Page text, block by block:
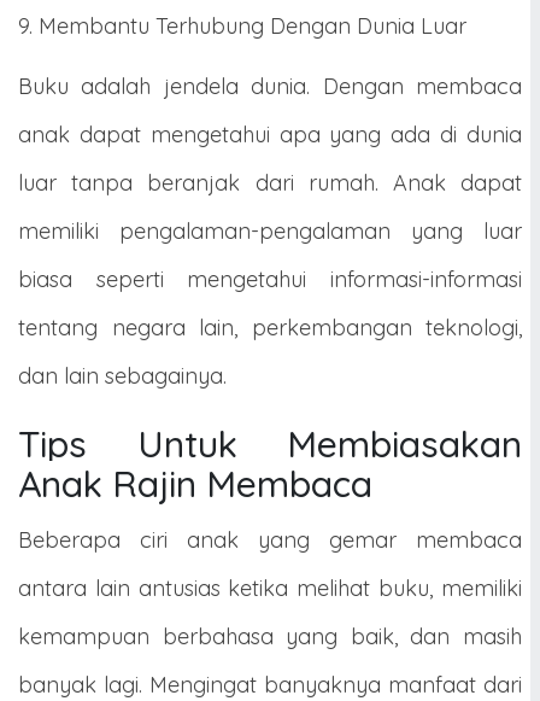
9. Membantu Terhubung Dengan Dunia Luar
Buku adalah jendela dunia. Dengan membaca
anak dapat mengetahui apa yang ada di dunia
luar tanpa beranjak dari rumah. Anak dapat
memiliki pengalaman-pengalaman yang luar
biasa seperti mengetahui informasi-informasi
tentang negara lain, perkembangan teknologi,
dan lain sebagainya.
Tips Untuk Membiasakan
Anak Rajin Membaca
Beberapa ciri anak yang gemar membaca
antara lain antusias ketika melihat buku, memiliki
kemampuan berbahasa yang baik, dan masih
banyak lagi. Mengingat banyaknya manfaat dari